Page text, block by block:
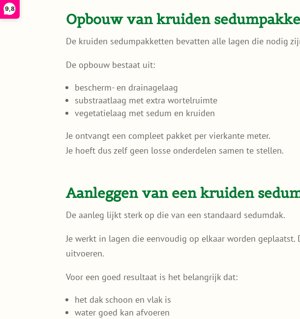
9,8
Opbouw van kruiden
De kruiden sedumpakketten bevatten alle lagen die nodig
De opbouw bestaat uit:
bescherm- en drainagelaag
substraatlaag met extra wortelruimte
vegetatielaag met sedum en kruiden
Je ontvangt een compleet pakket per vierkante meter.
Je hoeft dus zelf geen losse onderdelen samen te stellen.
Aanleggen van een kruiden
De aanleg lijkt sterk op die van een standaard sedumdak.
Je werkt in lagen die eenvoudig op elkaar worden
uitvoeren.
Voor een goed resultaat is het belangrijk dat:
het dak schoon en vlak is
water goed kan afvoeren